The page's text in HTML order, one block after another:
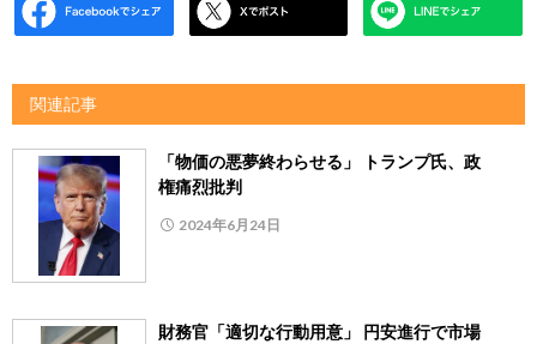
関連記事
「物価の悪夢終わらせる」 トランプ氏、政
権痛烈批判
2024年6月24日
財務官「適切な行動用意」 円安進行で市場